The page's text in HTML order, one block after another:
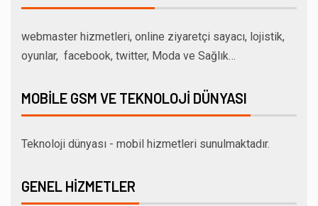
webmaster hizmetleri, online ziyaretçi sayacı, lojistik,
oyunlar, facebook, twitter, Moda ve Sağlık…
MOBILE GSM VE TEKNOLOJI DÜNYASI
Teknoloji dünyası - mobil hizmetleri sunulmaktadır.
GENEL HIZMETLER